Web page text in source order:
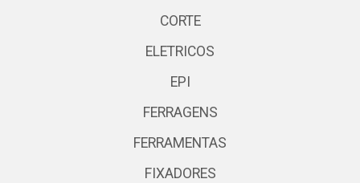
CORTE
ELETRICOS
EPI
FERRAGENS
FERRAMENTAS
FIXADORES